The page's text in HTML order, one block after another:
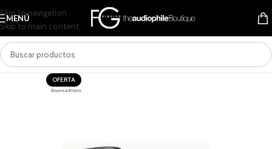
Skip to navigation
Skip to main content
MENÚ
OFERTA